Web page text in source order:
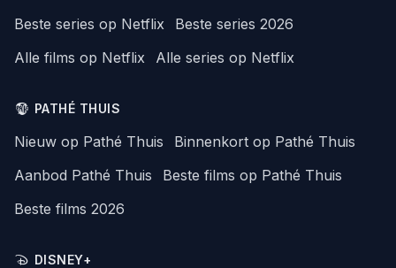
Beste series op Netflix
Beste series 2026
Alle films op Netflix
Alle series op Netflix
PATHÉ THUIS
Nieuw op Pathé Thuis
Binnenkort op Pathé Thuis
Aanbod Pathé Thuis
Beste films op Pathé Thuis
Beste films 2026
DISNEY+